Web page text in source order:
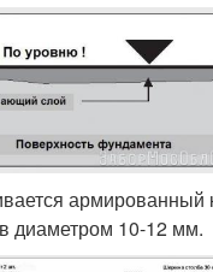
армированный
диаметром 10-12 мм.